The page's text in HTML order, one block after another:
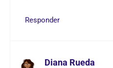
Responder
Diana Rueda